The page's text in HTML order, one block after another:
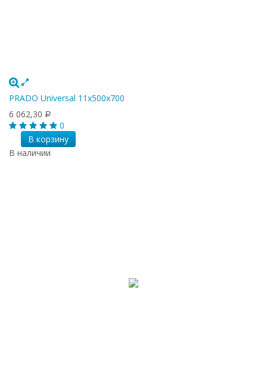
PRADO Universal 11х500х700
6 062,30 Р
0
В корзину
В наличии